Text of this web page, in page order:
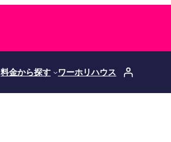
料金から探す ワーホリハウス